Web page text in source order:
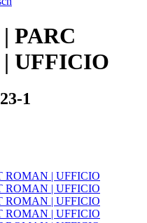
PARC
UFFICIO
1